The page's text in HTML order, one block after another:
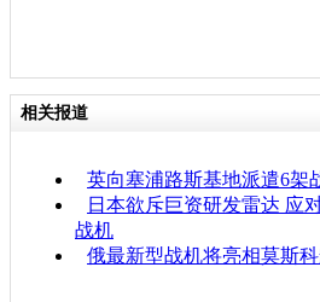
相关报道
英向塞浦路斯基地派遣6架
日本欲斥巨资研发雷达 应
战机
俄最新型战机将亮相莫斯